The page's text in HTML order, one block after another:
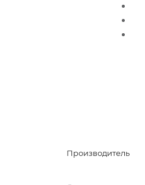
Производитель